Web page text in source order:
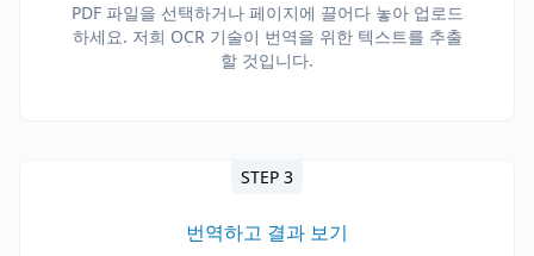
PDF 파일을 선택하거나 페이지에 끌어다 놓아 업로드
하세요. 저희 OCR 기술이 번역을 위한 텍스트를 추출
할 것입니다.
STEP 3
번역하고 결과 보기